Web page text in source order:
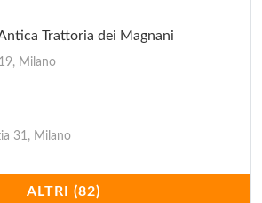
Trattoria dei Magnani
Milano
31, Milano
ALTRI (82)